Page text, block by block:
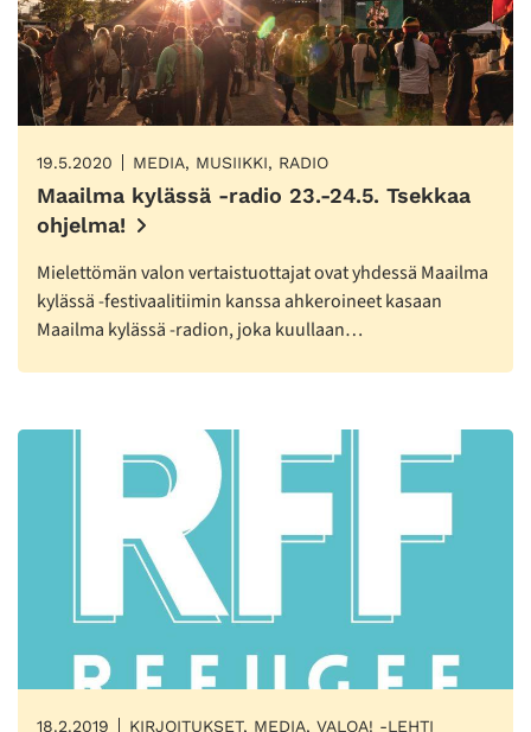
19.5.2020 MEDIA, MUSIIKKI, RADIO
Maailma kylässä -radio 23.-24.5. Tsekkaa
ohjelma!
Mielettömän valon vertaistuottajat ovat yhdessä Maailma
kylässä -festivaalitiimin kanssa ahkeroineet kasaan
Maailma kylässä -radion, joka kuullaan…
18.2.2019 KIRJOITUKSET, MEDIA, VALOA! -LEHTI